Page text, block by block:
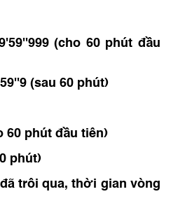
(cho 60 phút đầu
(sau 60 phút)
phút đầu tiên)
phút)
trôi qua, thời gian vòng